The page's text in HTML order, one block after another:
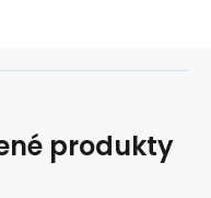
produkty